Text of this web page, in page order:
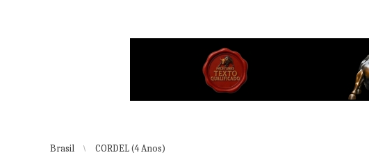
Brasil CORDEL (4 Anos)